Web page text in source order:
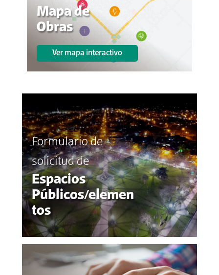
Mapa de
Obras
Ver mapa interactivo
Formulario de
solicitud de
Espacios
Públicos/elemen
tos